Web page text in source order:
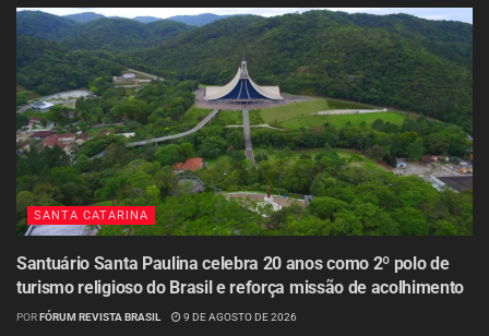
SANTA CATARINA
Santuário Santa Paulina celebra 20 anos como 2º polo de
turismo religioso do Brasil e reforça missão de acolhimento
PORFÓRUM REVISTA BRASIL 9 DE AGOSTO DE 2026